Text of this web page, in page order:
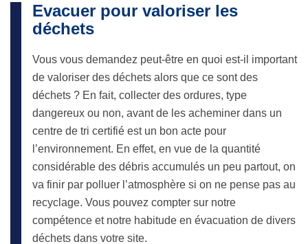
Evacuer pour valoriser les
déchets
Vous vous demandez peut-être en quoi est-il important
de valoriser des déchets alors que ce sont des
déchets ? En fait, collecter des ordures, type
dangereux ou non, avant de les acheminer dans un
centre de tri certifié est un bon acte pour
l’environnement. En effet, en vue de la quantité
considérable des débris accumulés un peu partout, on
va finir par polluer l’atmosphère si on ne pense pas au
recyclage. Vous pouvez compter sur notre
compétence et notre habitude en évacuation de divers
déchets dans votre site.